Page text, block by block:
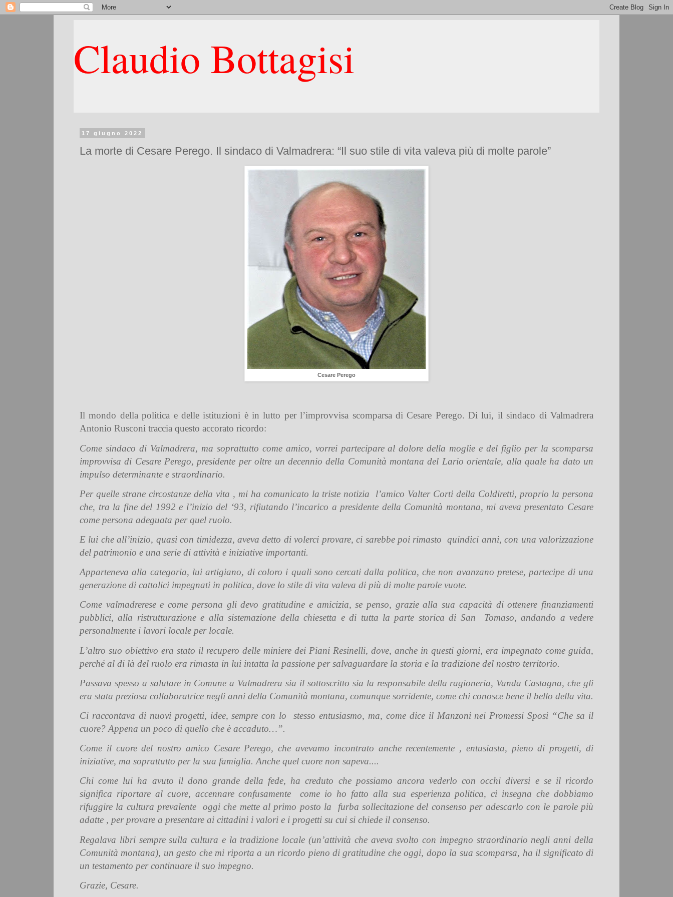
Claudio Bottagisi
17 giugno 2022
La morte di Cesare Perego. Il sindaco di Valmadrera: “Il suo stile di vita valeva più di molte parole”
Cesare Perego
Il mondo della politica e delle istituzioni è in lutto per l’improvvisa scomparsa di Cesare Perego. Di lui, il sindaco di Valmadrera
Antonio Rusconi traccia questo accorato ricordo:
Come sindaco di Valmadrera, ma soprattutto come amico, vorrei partecipare al dolore della moglie e del figlio per la scomparsa
improvvisa di Cesare Perego, presidente per oltre un decennio della Comunità montana del Lario orientale, alla quale ha dato un
impulso determinante e straordinario.
Per quelle strane circostanze della vita , mi ha comunicato la triste notizia l’amico Valter Corti della Coldiretti, proprio la persona
che, tra la fine del 1992 e l’inizio del ‘93, rifiutando l’incarico a presidente della Comunità montana, mi aveva presentato Cesare
come persona adeguata per quel ruolo.
E lui che all’inizio, quasi con timidezza, aveva detto di volerci provare, ci sarebbe poi rimasto quindici anni, con una valorizzazione
del patrimonio e una serie di attività e iniziative importanti.
Apparteneva alla categoria, lui artigiano, di coloro i quali sono cercati dalla politica, che non avanzano pretese, partecipe di una
generazione di cattolici impegnati in politica, dove lo stile di vita valeva di più di molte parole vuote.
Come valmadrerese e come persona gli devo gratitudine e amicizia, se penso, grazie alla sua capacità di ottenere finanziamenti
pubblici, alla ristrutturazione e alla sistemazione della chiesetta e di tutta la parte storica di San Tomaso, andando a vedere
personalmente i lavori locale per locale.
L’altro suo obiettivo era stato il recupero delle miniere dei Piani Resinelli, dove, anche in questi giorni, era impegnato come guida,
perché al di là del ruolo era rimasta in lui intatta la passione per salvaguardare la storia e la tradizione del nostro territorio.
Passava spesso a salutare in Comune a Valmadrera sia il sottoscritto sia la responsabile della ragioneria, Vanda Castagna, che gli
era stata preziosa collaboratrice negli anni della Comunità montana, comunque sorridente, come chi conosce bene il bello della vita.
Ci raccontava di nuovi progetti, idee, sempre con lo stesso entusiasmo, ma, come dice il Manzoni nei Promessi Sposi “Che sa il
cuore? Appena un poco di quello che è accaduto…”.
Come il cuore del nostro amico Cesare Perego, che avevamo incontrato anche recentemente , entusiasta, pieno di progetti, di
iniziative, ma soprattutto per la sua famiglia. Anche quel cuore non sapeva....
Chi come lui ha avuto il dono grande della fede, ha creduto che possiamo ancora vederlo con occhi diversi e se il ricordo
significa riportare al cuore, accennare confusamente come io ho fatto alla sua esperienza politica, ci insegna che dobbiamo
rifuggire la cultura prevalente oggi che mette al primo posto la furba sollecitazione del consenso per adescarlo con le parole più
adatte , per provare a presentare ai cittadini i valori e i progetti su cui si chiede il consenso.
Regalava libri sempre sulla cultura e la tradizione locale (un’attività che aveva svolto con impegno straordinario negli anni della
Comunità montana), un gesto che mi riporta a un ricordo pieno di gratitudine che oggi, dopo la sua scomparsa, ha il significato di
un testamento per continuare il suo impegno.
Grazie, Cesare.